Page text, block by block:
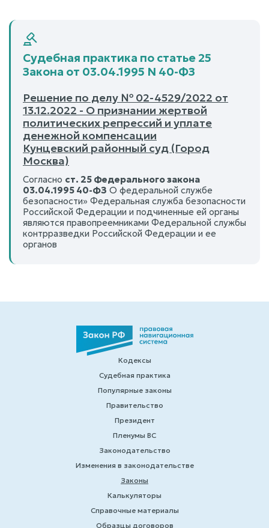
Судебная практика по статье 25
Закона от 03.04.1995 N 40-ФЗ
Решение по делу № 02-4529/2022 от
13.12.2022 - О признании жертвой
политических репрессий и уплате
денежной компенсации
Кунцевский районный суд (Город
Москва)
Согласно ст. 25 Федерального закона
03.04.1995 40-ФЗ О федеральной службе
безопасности» Федеральная служба безопасности
Российской Федерации и подчиненные ей органы
являются правопреемниками Федеральной службы
контрразведки Российской Федерации и ее
органов
Кодексы
Судебная практика
Популярные законы
Правительство
Президент
Пленумы ВС
Законодательство
Изменения в законодательстве
Законы
Калькуляторы
Справочные материалы
Образцы договоров